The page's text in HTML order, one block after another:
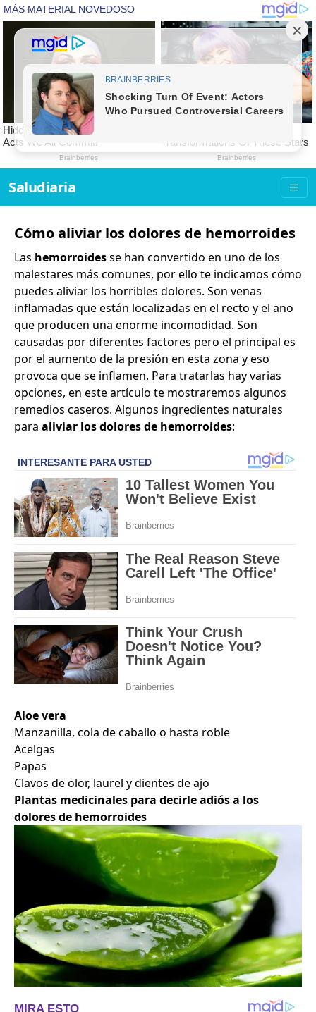
Saludiaria
Cómo aliviar los dolores de hemorroides
Las hemorroidesse han convertido en uno de los
malestares más comunes, por ello te indicamos cómo
puedes aliviar los horribles dolores. Son venas
inflamadas que están localizadas en el recto y el ano
que producen una enorme incomodidad. Son
causadas por diferentes factores pero el principal es
por el aumento de la presión en esta zona y eso
provoca que se inflamen. Para tratarlas hay varias
opciones, en este artículo te mostraremos algunos
remedios caseros. Algunos ingredientes naturales
para aliviar los doloresde hemorroides:
Aloe vera
Manzanilla, cola de caballo o hasta roble
Acelgas
Papas
Clavos de olor, laurel y dientes de ajo
Plantas medicinales para decirle adiós a los
dolores de hemorroides